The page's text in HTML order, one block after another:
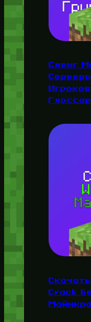
Сленг
Crack